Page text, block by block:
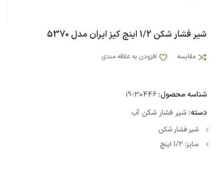
شیر فشار شکن 1/2 اینچ کیز ایران مدل 5370
مقایسه افزودن به علاقه مندی
شناسه محصول: i9-30446
دسته: شیر فشار شکن آب
شیر فشار شکن
سایز: 1/2 اینچ